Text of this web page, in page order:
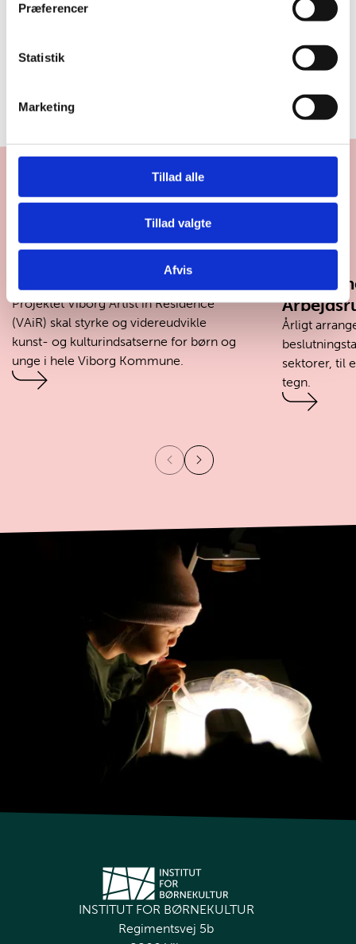
Præferencer
Statistik
Marketing
Tillad alle
Tillad valgte
Afvis
vidensdeling, strategisk arbejde og
udvikling på tværs af kunst, kultur og
pædagogik.
AKTUELLE
PROJEKTER
VAiR
Projektet Viborg Artist in Residence
(VAiR) skal styrke og videreudvikle
kunst- og kulturindsatserne for børn og
unge i hele Viborg Kommune.
Det
Årligt
sektorer, til
tegn.
INSTITUT FOR BØRNEKULTUR
Regimentsvej 5b